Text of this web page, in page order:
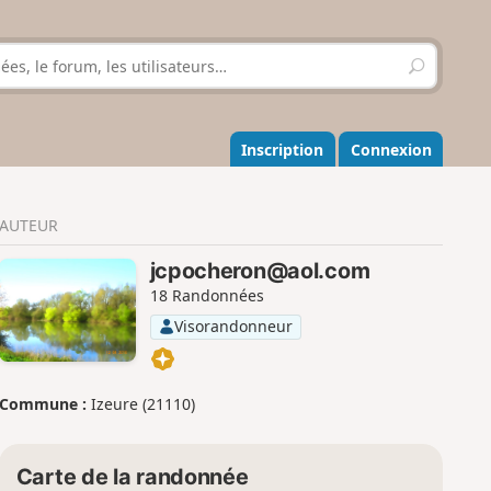
R
e
h
e
r
r
Inscription Connexion
AUTEUR
jcpocheron@aol.com
18 Randonnées
Visorandonneur
Commune : Izeure (21110)
Carte de la randonnée